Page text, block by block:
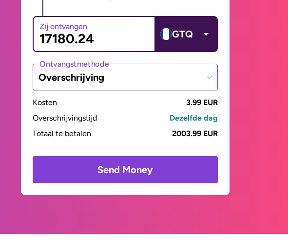
Zij ontvangen
GTQ
Ontvangstmethode
Overschrijving
Kosten
3.99 EUR
Overschrijvingstijd
Dezelfde dag
Totaal te betalen
2003.99 EUR
Send Money